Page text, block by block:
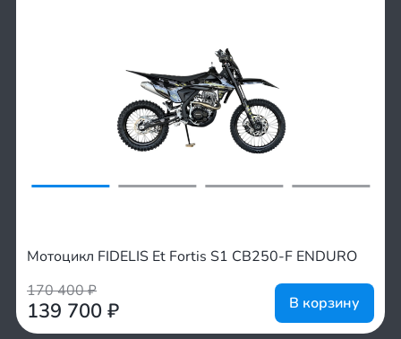
Мотоцикл FIDELIS Et Fortis S1 CB250-F ENDURO
170 400₽
139 700 ₽ В корзину